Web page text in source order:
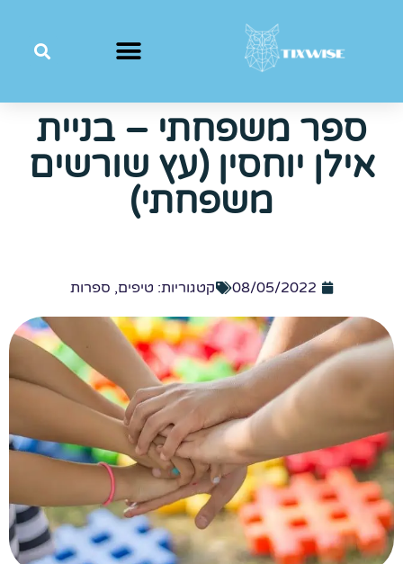
ספר משפחתי – בניית
אילן יוחסין (עץ שורשים
משפחתי)
08/05/2022 קטגוריות: טיפים, ספרות